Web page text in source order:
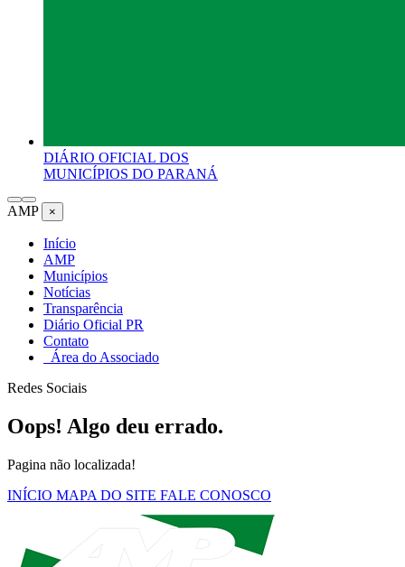
DIÁRIO OFICIAL DOS
MUNICÍPIOS DO PARANÁ
AMP ×
Início
AMP
Municípios
Notícias
Transparência
Diário Oficial PR
Contato
Área do Associado
Redes Sociais
Oops! Algo deu errado.
Pagina não localizada!
INÍCIO MAPA DO SITE FALE CONOSCO